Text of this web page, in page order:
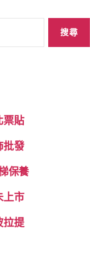
票貼
批發
保養
上市
拉提